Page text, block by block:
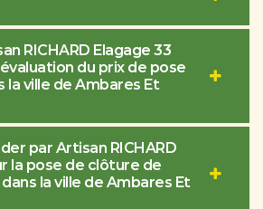
RICHARD Elagage 33
du prix de pose
la ville de Ambares Et
par Artisan RICHARD
la pose de clôture de
la ville de Ambares Et